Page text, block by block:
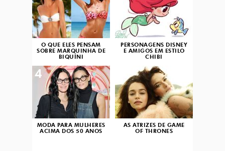
O QUE ELES PENSAM
SOBRE MARQUINHA DE
BIQUÍNI
PERSONAGENS DISNEY
E AMIGOS EM ESTILO
CHIBI
MODA PARA MULHERES
ACIMA DOS 50 ANOS
4
AS ATRIZES DE GAME
OF THRONES